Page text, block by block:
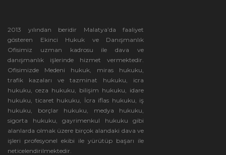
2013 yılından beridir Malatya’da faaliyet
gösteren Ekinci Hukuk ve Danışmanlık
Ofisimiz uzman kadrosu ile dava ve
danışmanlık işlerinde hizmet vermektedir.
Ofisimizde Medeni hukuk, miras hukuku,
trafik kazaları ve tazminat hukuku, icra
hukuku, ceza hukuku, bilişim hukuku, idare
hukuku, ticaret hukuku, İcra iflas hukuku, iş
hukuku, borçlar hukuku, medya hukuku,
sigorta hukuku, gayrimenkul hukuku gibi
alanlarda olmak üzere birçok alandaki dava ve
işleri profesyonel ekibi ile yürütüp başarı ile
neticelendirilmektedir.